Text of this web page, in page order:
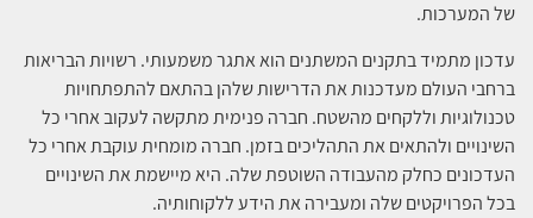
של המערכות.
עדכון מתמיד בתקנים המשתנים הוא אתגר משמעותי. רשויות הבריאות
ברחבי העולם מעדכנות את הדרישות שלהן בהתאם להתפתחויות
טכנולוגיות וללקחים מהשטח. חברה פנימית מתקשה לעקוב אחרי כל
השינויים ולהתאים את התהליכים בזמן. חברה מומחית עוקבת אחרי כל
העדכונים כחלק מהעבודה השוטפת שלה. היא מיישמת את השינויים
בכל הפרויקטים שלה ומעבירה את הידע ללקוחותיה.